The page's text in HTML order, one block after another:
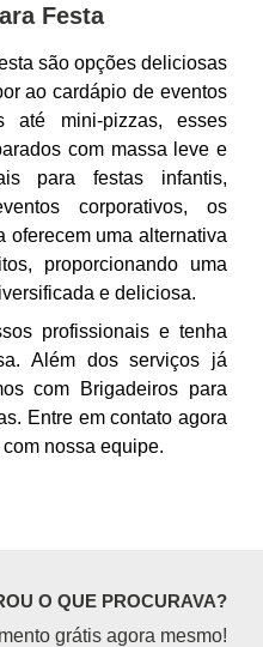
Festa
são opções deliciosas
ao cardápio de eventos
até mini-pizzas, esses
com massa leve e
para festas infantis,
corporativos, os
oferecem uma alternativa
proporcionando uma
e deliciosa.
profissionais e tenha
Além dos serviços já
com Brigadeiros para
Entre em contato agora
nossa equipe.
O QUE PROCURAVA?
grátis agora mesmo!